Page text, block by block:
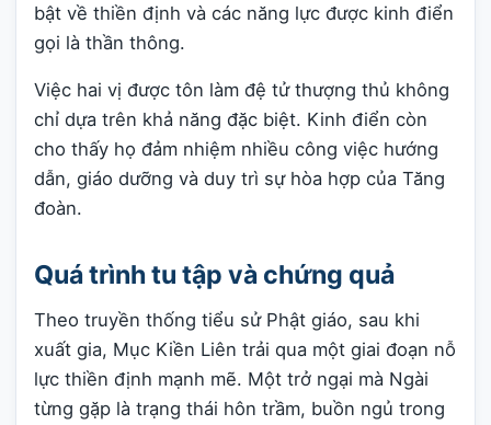
bật về thiền định và các năng lực được kinh điển
gọi là thần thông.
Việc hai vị được tôn làm đệ tử thượng thủ không
chỉ dựa trên khả năng đặc biệt. Kinh điển còn
cho thấy họ đảm nhiệm nhiều công việc hướng
dẫn, giáo dưỡng và duy trì sự hòa hợp của Tăng
đoàn.
Quá trình tu tập và chứng quả
Theo truyền thống tiểu sử Phật giáo, sau khi
xuất gia, Mục Kiền Liên trải qua một giai đoạn nỗ
lực thiền định mạnh mẽ. Một trở ngại mà Ngài
từng gặp là trạng thái hôn trầm, buồn ngủ trong